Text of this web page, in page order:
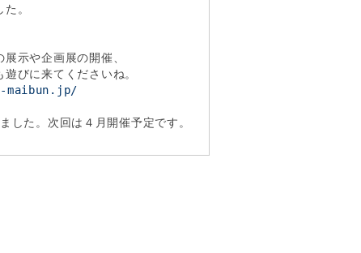
。
示や企画展の開催、
びに来てくださいね。
maibun.jp/
た。次回は４月開催予定です。